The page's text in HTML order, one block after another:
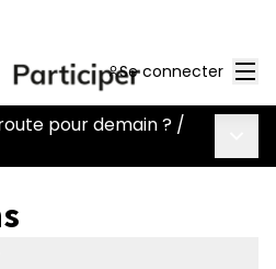
Se connecter
pour demain ? /